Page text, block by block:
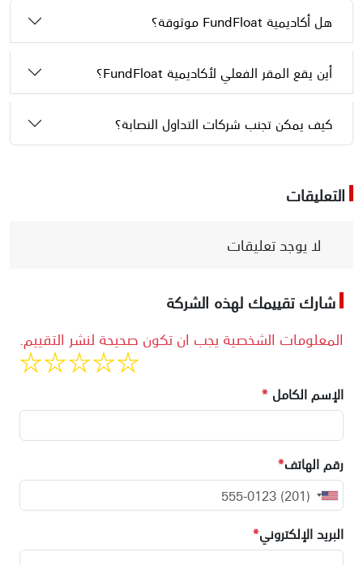
هل أكاديمية FundFloat موثوقة؟
أين يقع المقر الفعلي لأكاديمية FundFloat؟
كيف يمكن تجنب شركات التداول النصابة؟
التعليقات
لا يوجد تعليقات
شارك تقييمك لهذه الشركة
المعلومات الشخصية يجب ان تكون صحيحة لنشر التقييم.
الإسم الكامل *
رقم الهاتف*
البريد الإلكتروني*